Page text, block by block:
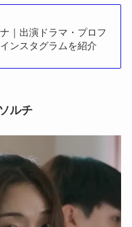
｜出演ドラマ・プロフ
ンスタグラムを紹介
ルチ